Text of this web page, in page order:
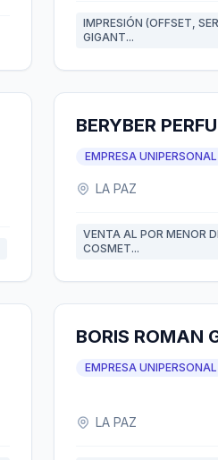
IMPRESIÓN (OFFSET,
GIGANT...
BERYBER
EMPRESA UNIPERSONAL
LA PAZ
VENTA AL POR MENOR
COSMET...
BORIS ROMAN
EMPRESA UNIPERSONAL
LA PAZ